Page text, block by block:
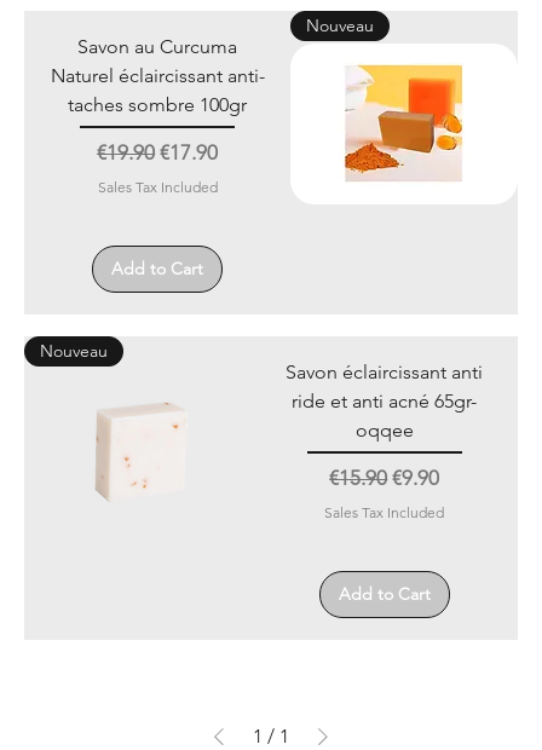
Nouveau
Savon au Curcuma
Naturel éclaircissant anti-
taches sombre 100gr
Regular Price
€19.90 Sale Price
€17.90
Sales Tax Included
Add to Cart
Nouveau
Savon éclaircissant anti
ride et anti acné 65gr-
oqqee
Regular Price
€15.90Sale Price
€9.90
Sales Tax Included
Add to Cart
1 / 1